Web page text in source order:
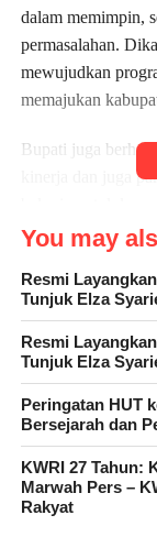
dalam memimpin,
permasalahan.
mewujudkan
memajukan
Bupati juga
kinerja dan juga
Setiap pegawai
kesehatan harus
harus kita
untuk bekerja di
utamakan
Untuk infrastruktur
“Saya ingin
kepala perangkat
You may
Resmi
Tunjuk Elza
Resmi
Tunjuk Elza
Peringatan HUT
Bersejarah dan
KWRI 27 Tahun:
Marwah Pers –
Rakyat